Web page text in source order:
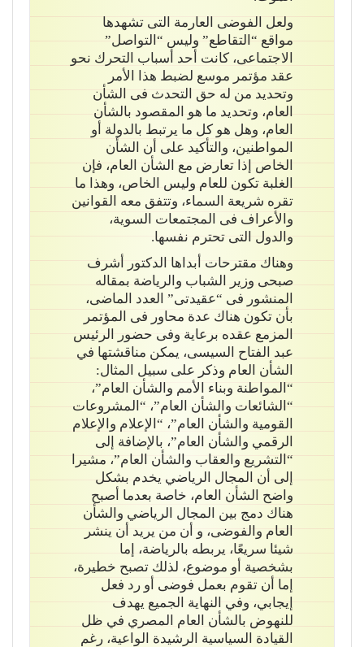
ولعل الفوضى العارمة التى تشهدها
مواقع “التقاطع” وليس “التواصل”
الاجتماعى، كانت أحد أسباب التحرك نحو
عقد مؤتمر موسع لضبط هذا الأمر
وتحديد من له حق التحدث فى الشأن
العام، وتحديد ما هو المقصود بالشأن
العام، وهل هو كل ما يرتبط بالدولة أو
المواطنين، والتأكيد على أن الشأن
الخاص إذا تعارض مع الشأن العام، فإن
الغلبة تكون للعام وليس الخاص، وهذا ما
تقره شريعة السماء، وتتفق معه القوانين
والأعراف فى المجتمعات السوية،
والدول التى تحترم نفسها.
وهناك مقترحات أبداها الدكتور أشرف
صبحى وزير الشباب والرياضة بمقاله
المنشور فى “عقيدتى” العدد الماضى،
بأن تكون هناك عدة محاور فى المؤتمر
المزمع عقده برعاية وفى حضور الرئيس
عبد الفتاح السيسى، يمكن مناقشتها في
الشأن العام وذكر على سبيل المثال:
“المواطنة وبناء الأمم والشأن العام”،
“الشائعات والشأن العام”، “المشروعات
القومية والشأن العام”، “الإعلام والإعلام
الرقمي والشأن العام”، بالإضافة إلى
“التشريع والعقاب والشأن العام”، مشيرا
إلى أن المجال الرياضي يخدم بشكل
واضح الشأن العام، خاصة بعدما أصبح
هناك دمج بين المجال الرياضي والشأن
العام والفوضى، و أن من يريد أن ينشر
شيئا سريعًا، يربطه بالرياضة، إما
بشخصية أو موضوع، لذلك تصبح خطيرة،
إما أن تقوم بعمل فوضى أو رد فعل
إيجابي، وفي النهاية الجميع يهدف
للنهوض بالشأن العام المصري في ظل
القيادة السياسية الرشيدة الواعية، رغم